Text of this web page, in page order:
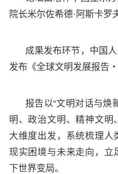
院长米尔佐希德·阿斯卡罗
成果发布环节，中国
发布《全球文明发展报告・
报告以“文明对话与焕
明、政治文明、精神文明
大维度出发，系统梳理人
现实困境与未来走向，立
下世界变局。